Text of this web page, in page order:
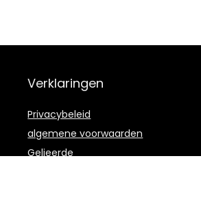
Verklaringen
Privacybeleid
algemene voorwaarden
Gelieerde